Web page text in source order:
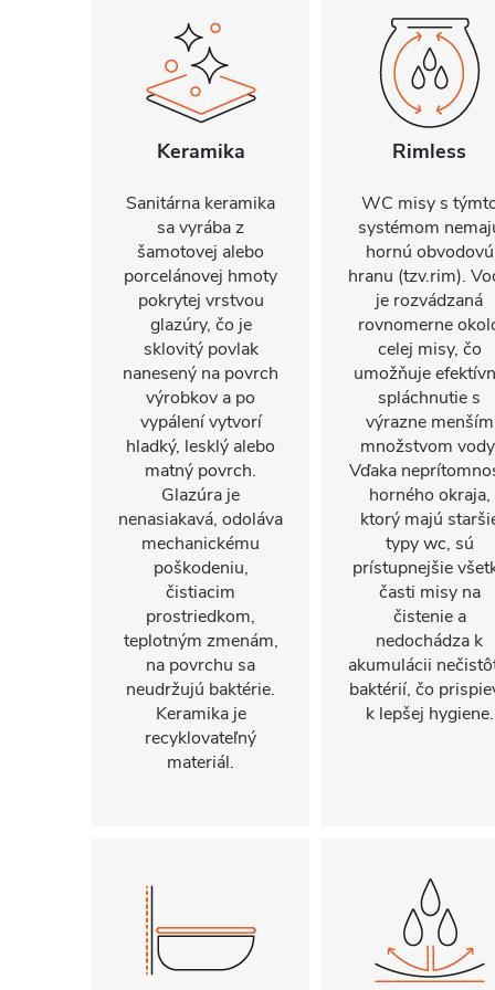
Keramika
Sanitárna keramika
sa vyrába z
šamotovej alebo
porcelánovej hmoty
pokrytej vrstvou
glazúry, čo je
sklovitý povlak
nanesený na povrch
výrobkov a po
vypálení vytvorí
hladký, lesklý alebo
matný povrch.
Glazúra je
nenasiakavá, odoláva
mechanickému
poškodeniu,
čistiacim
prostriedkom,
teplotným zmenám,
na povrchu sa
neudržujú baktérie.
Keramika je
recyklovateľný
materiál.
Rimless
WC misy s
systémom
hornú obvodovú
hranu (tzv.rim).
je rozvádzaná
rovnomerne
celej misy, čo
umožňuje
spláchnutie s
výrazne menším
množstvom
Vďaka
horného okraja,
ktorý majú
typy wc, sú
prístupnejšie
časti misy na
čistenie a
nedochádza k
akumulácii
baktérií, čo
k lepšej hygiene.